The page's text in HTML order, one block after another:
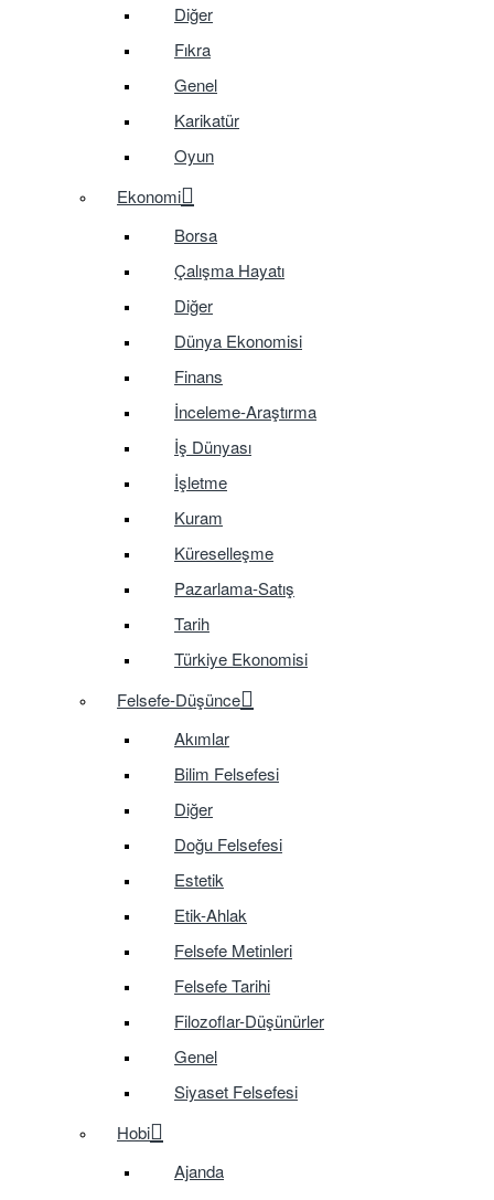
Diğer
Fıkra
Genel
Karikatür
Oyun
Ekonomi
Borsa
Çalışma Hayatı
Diğer
Dünya Ekonomisi
Finans
İnceleme-Araştırma
İş Dünyası
İşletme
Kuram
Küreselleşme
Pazarlama-Satış
Tarih
Türkiye Ekonomisi
Felsefe-Düşünce
Akımlar
Bilim Felsefesi
Diğer
Doğu Felsefesi
Estetik
Etik-Ahlak
Felsefe Metinleri
Felsefe Tarihi
Filozoflar-Düşünürler
Genel
Siyaset Felsefesi
Hobi
Ajanda